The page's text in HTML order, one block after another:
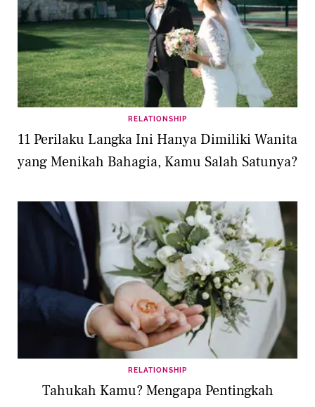
RELATIONSHIP
11 Perilaku Langka Ini Hanya Dimiliki Wanita
yang Menikah Bahagia, Kamu Salah Satunya?
RELATIONSHIP
Tahukah Kamu? Mengapa Pentingkah